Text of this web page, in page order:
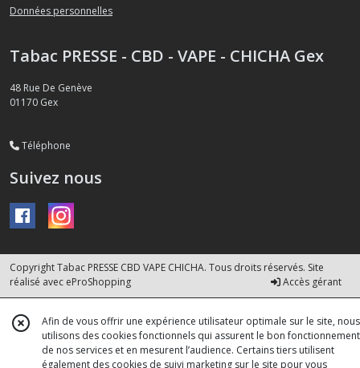
Données personnelles
Tabac PRESSE - CBD - VAPE - CHICHA Gex
48 Rue De Genève
01170 Gex
Téléphone
Suivez nous
Copyright Tabac PRESSE CBD VAPE CHICHA. Tous droits réservés. Site
réalisé avec eProShopping Accès gérant
Afin de vous offrir une expérience utilisateur optimale sur le site, nous
utilisons des cookies fonctionnels qui assurent le bon fonctionnement
de nos services et en mesurent l’audience. Certains tiers utilisent
également des cookies de suivi marketing sur le site pour vous